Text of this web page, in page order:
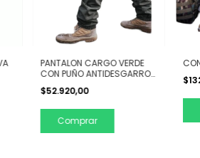
PANTALON CARGO VERDE
CON PUÑO ANTIDESGARRO
TELA RIPSTOP
$52.920,00
Comprar